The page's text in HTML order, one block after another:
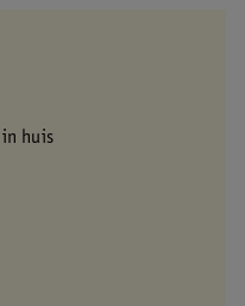
in huis